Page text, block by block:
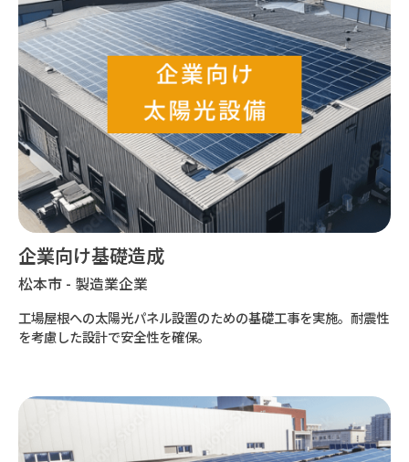
企業向け基礎造成
松本市 - 製造業企業
工場屋根への太陽光パネル設置のための基礎工事を実施。耐震性
を考慮した設計で安全性を確保。